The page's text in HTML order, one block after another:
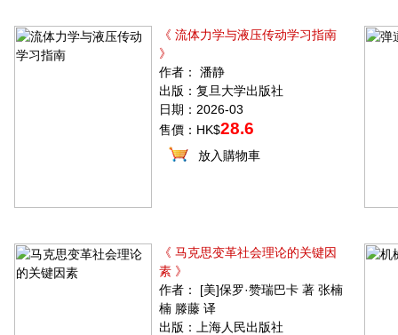
《 流体力学与液压传动学习指南
》
作者： 潘静
出版：复旦大学出版社
日期：2026-03
售價：HK$28.6
放入購物車
《 马克思变革社会理论的关键因
素 》
作者： [美]保罗·赞瑞巴卡 著 张楠
楠 滕藤 译
出版：上海人民出版社